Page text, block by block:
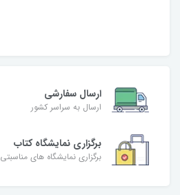
ارسال سفارشی
ارسال به سراسر کشور
برگزاری نمایشگاه کتاب
برگزاری نمایشگاه های مناسبتی